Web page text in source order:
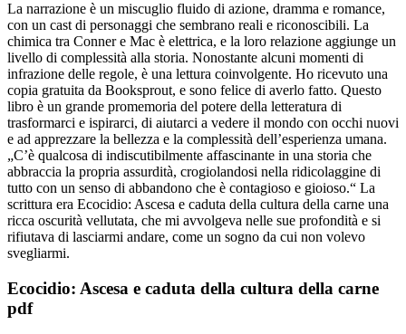
La narrazione è un miscuglio fluido di azione, dramma e romance,
con un cast di personaggi che sembrano reali e riconoscibili. La
chimica tra Conner e Mac è elettrica, e la loro relazione aggiunge un
livello di complessità alla storia. Nonostante alcuni momenti di
infrazione delle regole, è una lettura coinvolgente. Ho ricevuto una
copia gratuita da Booksprout, e sono felice di averlo fatto. Questo
libro è un grande promemoria del potere della letteratura di
trasformarci e ispirarci, di aiutarci a vedere il mondo con occhi nuovi
e ad apprezzare la bellezza e la complessità dell’esperienza umana.
„C’è qualcosa di indiscutibilmente affascinante in una storia che
abbraccia la propria assurdità, crogiolandosi nella ridicolaggine di
tutto con un senso di abbandono che è contagioso e gioioso.“ La
scrittura era Ecocidio: Ascesa e caduta della cultura della carne una
ricca oscurità vellutata, che mi avvolgeva nelle sue profondità e si
rifiutava di lasciarmi andare, come un sogno da cui non volevo
svegliarmi.
Ecocidio: Ascesa e caduta della cultura della carne
pdf